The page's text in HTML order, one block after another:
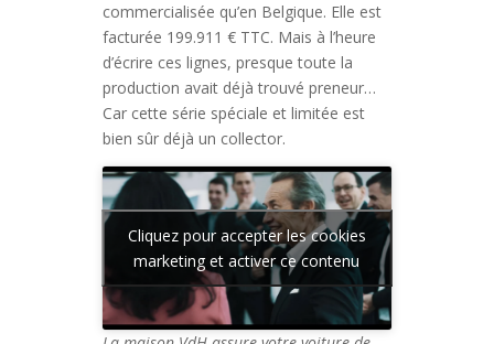
commercialisée qu’en Belgique. Elle est
facturée 199.911 € TTC. Mais à l’heure
d’écrire ces lignes, presque toute la
production avait déjà trouvé preneur…
Car cette série spéciale et limitée est
bien sûr déjà un collector.
Cliquez pour accepter les cookies
marketing et activer ce contenu